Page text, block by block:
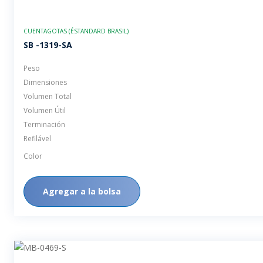
CUENTAGOTAS (ÉSTANDARD BRASIL)
SB -1319-SA
Peso
Dimensiones
Volumen Total
Volumen Útil
Terminación
Refilável
Color
Agregar a la bolsa